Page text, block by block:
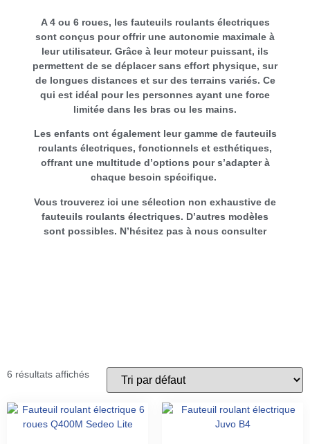
A 4 ou 6 roues, les fauteuils roulants électriques
sont conçus pour offrir une autonomie maximale à
leur utilisateur. Grâce à leur moteur puissant, ils
permettent de se déplacer sans effort physique, sur
de longues distances et sur des terrains variés. Ce
qui est idéal pour les personnes ayant une force
limitée dans les bras ou les mains.
Les enfants ont également leur gamme de fauteuils
roulants électriques, fonctionnels et esthétiques,
offrant une multitude d’options pour s’adapter à
chaque besoin spécifique.
Vous trouverez ici une sélection non exhaustive de
fauteuils roulants électriques. D’autres modèles
sont possibles. N’hésitez pas à nous consulter
6 résultats affichés